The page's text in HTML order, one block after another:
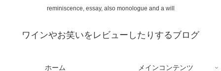
reminiscence, essay, also monologue and a will
ワインやお笑いをレビューしたりするブログ
ホーム メインコンテンツ